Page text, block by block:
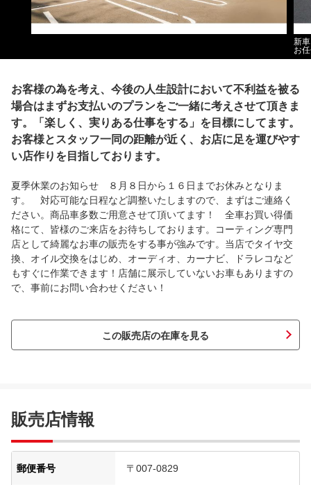
新
お
お客様の為を考え、今後の人生設計において不利益を被る
場合はまずお支払いのプランをご一緒に考えさせて頂きま
す。「楽しく、実りある仕事をする」を目標にしてます。
お客様とスタッフ一同の距離が近く、お店に足を運びやす
い店作りを目指しております。
夏季休業のお知らせ ８月８日から１６日までお休みとなりま
す。 対応可能な日程など調整いたしますので、まずはご連絡く
ださい。商品車多数ご用意させて頂いてます！ 全車お買い得価
格にて、皆様のご来店をお待ちしております。コーティング専門
店として綺麗なお車の販売をする事が強みです。当店でタイヤ交
換、オイル交換をはじめ、オーディオ、カーナビ、ドラレコなど
もすぐに作業できます！店舗に展示していないお車もありますの
で、事前にお問い合わせください！
この販売店の在庫を見る
販売店情報
郵便番号 〒007-0829